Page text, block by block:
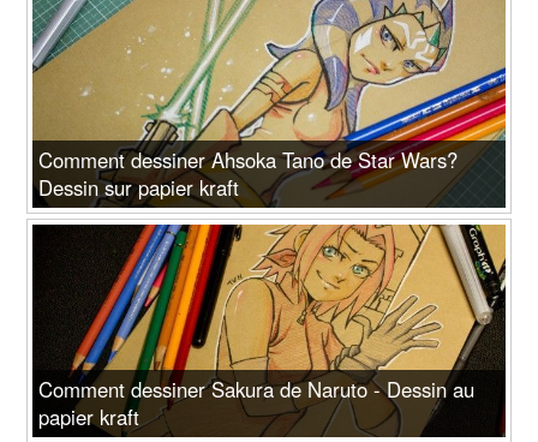
Comment dessiner Ahsoka Tano de Star Wars?
Dessin sur papier kraft
Comment dessiner Sakura de Naruto - Dessin au
papier kraft